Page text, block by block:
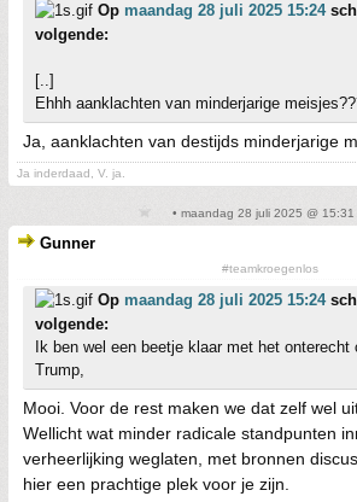
Op maandag 28 juli 2025 15:24
volgende:
[..]
Ehhh aanklachten van minderjarige
Ja, aanklachten van destijds minderjarige
Ja inderdaad, V. ja.
• maandag 28 juli 2025 @ 15:31
Gunner
#teamkroegenlos
Op maandag 28 juli 2025 15:24
volgende:
Ik ben wel een beetje klaar met het
Trump,
Mooi. Voor de rest maken we dat zelf wel
Wellicht wat minder radicale standpunten
verheerlijking weglaten, met bronnen
hier een prachtige plek voor je zijn.